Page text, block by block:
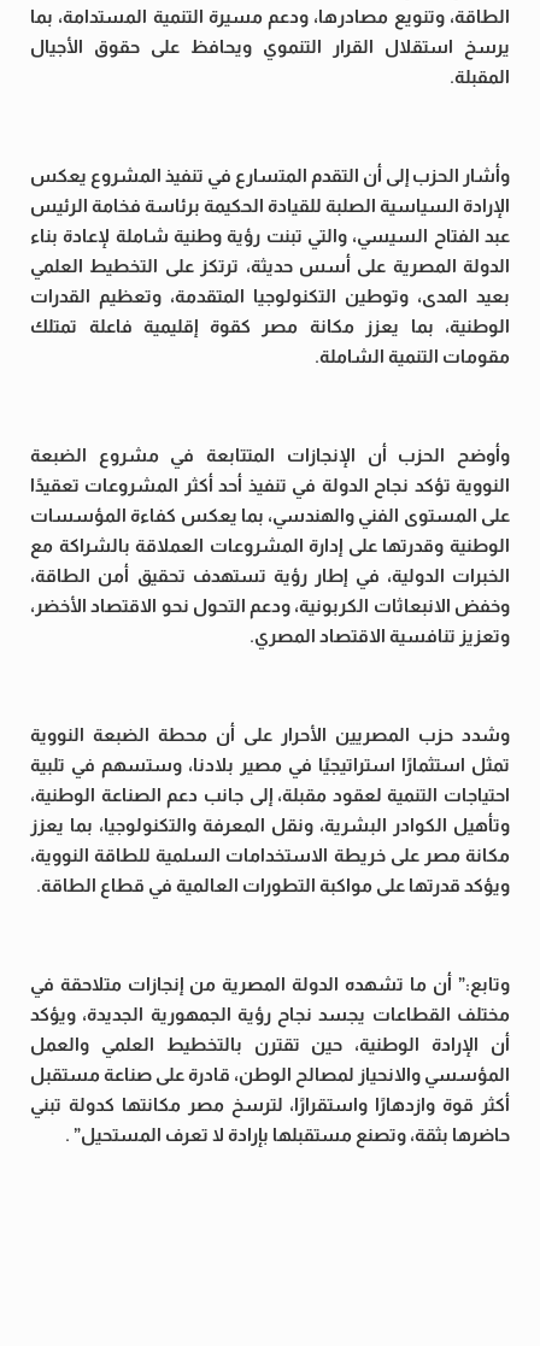
الطاقة، وتنويع مصادرها، ودعم مسيرة التنمية المستدامة، بما
يرسخ استقلال القرار التنموي ويحافظ على حقوق الأجيال
المقبلة.
وأشار الحزب إلى أن التقدم المتسارع في تنفيذ المشروع يعكس
الإرادة السياسية الصلبة للقيادة الحكيمة برئاسة فخامة الرئيس
عبد الفتاح السيسي، والتي تبنت رؤية وطنية شاملة لإعادة بناء
الدولة المصرية على أسس حديثة، ترتكز على التخطيط العلمي
بعيد المدى، وتوطين التكنولوجيا المتقدمة، وتعظيم القدرات
الوطنية، بما يعزز مكانة مصر كقوة إقليمية فاعلة تمتلك
مقومات التنمية الشاملة.
وأوضح الحزب أن الإنجازات المتتابعة في مشروع الضبعة
النووية تؤكد نجاح الدولة في تنفيذ أحد أكثر المشروعات تعقيدًا
على المستوى الفني والهندسي، بما يعكس كفاءة المؤسسات
الوطنية وقدرتها على إدارة المشروعات العملاقة بالشراكة مع
الخبرات الدولية، في إطار رؤية تستهدف تحقيق أمن الطاقة،
وخفض الانبعاثات الكربونية، ودعم التحول نحو الاقتصاد الأخضر،
وتعزيز تنافسية الاقتصاد المصري.
وشدد حزب المصريين الأحرار على أن محطة الضبعة النووية
تمثل استثمارًا استراتيجيًا في مصير بلادنا، وستسهم في تلبية
احتياجات التنمية لعقود مقبلة، إلى جانب دعم الصناعة الوطنية،
وتأهيل الكوادر البشرية، ونقل المعرفة والتكنولوجيا، بما يعزز
مكانة مصر على خريطة الاستخدامات السلمية للطاقة النووية،
ويؤكد قدرتها على مواكبة التطورات العالمية في قطاع الطاقة.
وتابع:” أن ما تشهده الدولة المصرية من إنجازات متلاحقة في
مختلف القطاعات يجسد نجاح رؤية الجمهورية الجديدة، ويؤكد
أن الإرادة الوطنية، حين تقترن بالتخطيط العلمي والعمل
المؤسسي والانحياز لمصالح الوطن، قادرة على صناعة مستقبل
أكثر قوة وازدهارًا واستقرارًا، لترسخ مصر مكانتها كدولة تبني
حاضرها بثقة، وتصنع مستقبلها بإرادة لا تعرف المستحيل” .